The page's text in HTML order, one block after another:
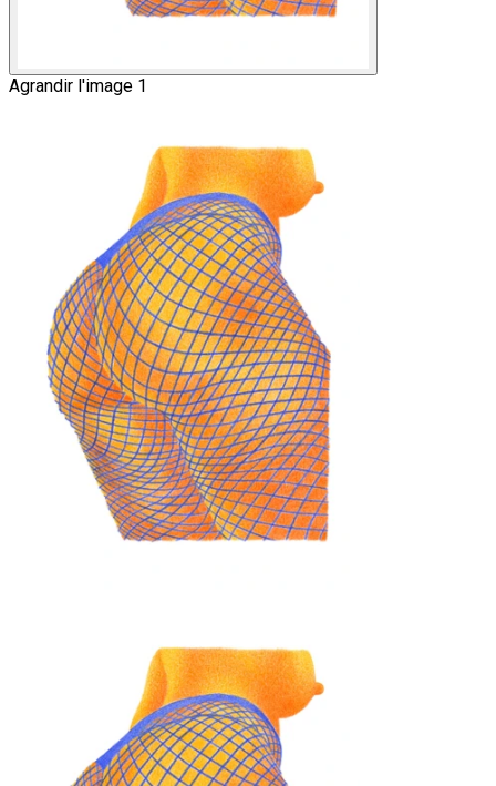
Agrandir l'image 1